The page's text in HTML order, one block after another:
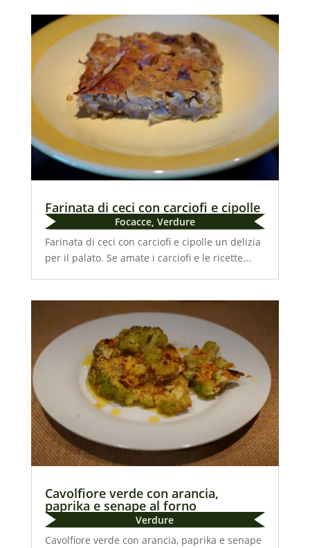
Farinata di ceci con carciofi e cipolle
Focacce, Verdure
Farinata di ceci con carciofi e cipolle un delizia
per il palato. Se amate i carciofi e le ricette...
Cavolfiore verde con arancia,
paprika e senape al forno
Verdure
Cavolfiore verde con arancia, paprika e senape